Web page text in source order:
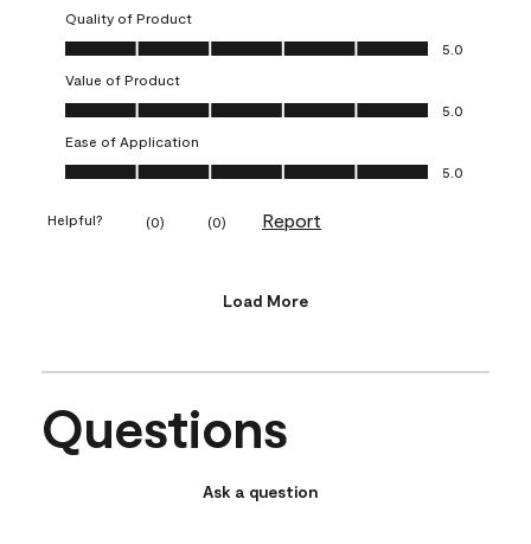
Quality of Product
Quality of Product, 5.0 out of 5
5.0
Value of Product
Value of Product, 5.0 out of 5
5.0
Ease of Application
Ease of Application, 5.0 out of 5
5.0
Helpful? (0) (0) Report
Load More
Questions
Ask a question